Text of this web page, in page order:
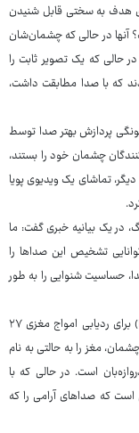
هدف به سختی قابل شنیدن
در حالی که چشمان‌شان
حالی که یک تصویر ثابت را
که با صدا مطابقت داشت،
پردازش بهتر صدا توسط
چشمان خود را بستند،
تماشای یک ویدیوی پویا
در یک بیانیه خبری گفت: ما
تشخیص این صداها را
حساسیت شنوایی را به طور
برای درک دلیل این اتفاق، تیم از الکتروانسفالوگرافی (EEG) برای ردیابی امواج مغزی ۲۷
مغز را به حالتی به نام
است. در حالی که با
که صداهای آرامی را که